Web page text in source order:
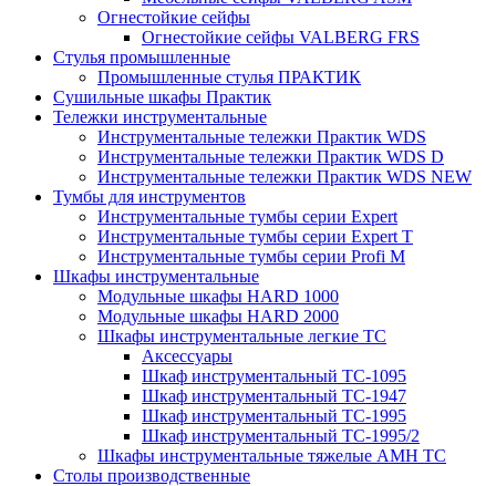
Огнестойкие сейфы
Огнестойкие сейфы VALBERG FRS
Стулья промышленные
Промышленные стулья ПРАКТИК
Сушильные шкафы Практик
Тележки инструментальные
Инструментальные тележки Практик WDS
Инструментальные тележки Практик WDS D
Инструментальные тележки Практик WDS NEW
Тумбы для инструментов
Инструментальные тумбы серии Expert
Инструментальные тумбы серии Expert T
Инструментальные тумбы серии Profi M
Шкафы инструментальные
Модульные шкафы HARD 1000
Модульные шкафы HARD 2000
Шкафы инструментальные легкие ТС
Аксессуары
Шкаф инструментальный TC-1095
Шкаф инструментальный TC-1947
Шкаф инструментальный TC-1995
Шкаф инструментальный TC-1995/2
Шкафы инструментальные тяжелые AMH TC
Столы производственные